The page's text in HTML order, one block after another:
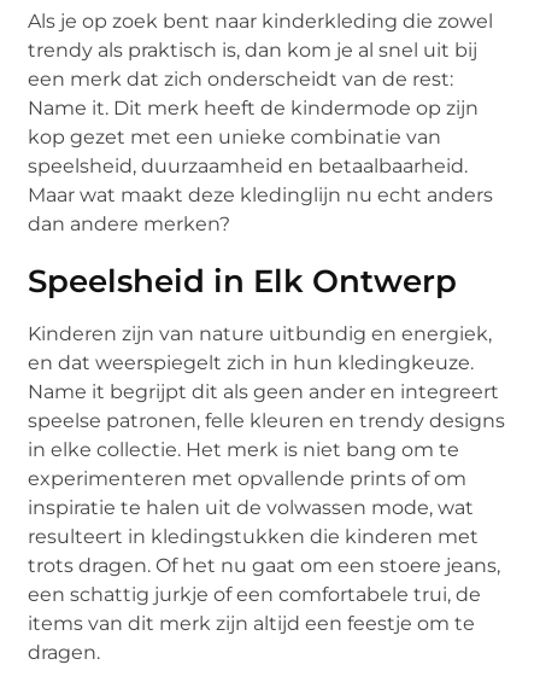
Als je op zoek bent naar kinderkleding die zowel
trendy als praktisch is, dan kom je al snel uit bij
een merk dat zich onderscheidt van de rest:
Name it. Dit merk heeft de kindermode op zijn
kop gezet met een unieke combinatie van
speelsheid, duurzaamheid en betaalbaarheid.
Maar wat maakt deze kledinglijn nu echt anders
dan andere merken?
Speelsheid in Elk Ontwerp
Kinderen zijn van nature uitbundig en energiek,
en dat weerspiegelt zich in hun kledingkeuze.
Name it begrijpt dit als geen ander en integreert
speelse patronen, felle kleuren en trendy designs
in elke collectie. Het merk is niet bang om te
experimenteren met opvallende prints of om
inspiratie te halen uit de volwassen mode, wat
resulteert in kledingstukken die kinderen met
trots dragen. Of het nu gaat om een stoere jeans,
een schattig jurkje of een comfortabele trui, de
items van dit merk zijn altijd een feestje om te
dragen.